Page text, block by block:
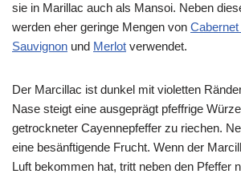
sie in Marillac auch als Mansoi. Neben
werden eher geringe Mengen von
Sauvignon und Merlot verwendet.
Der Marcillac ist dunkel mit violetten
Nase steigt eine ausgeprägt pfeffrige
getrockneter Cayennepfeffer zu riechen.
eine besänftigende Frucht. Wenn der
Luft bekommen hat, tritt neben den Pfeffer